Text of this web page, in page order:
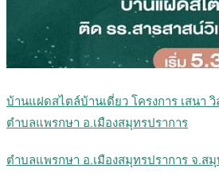
บ้านแฝดสไตล์บ้านเดี่ยว โครงการ เสนา
ตำบลแพรกษา อ.เมืองสมุทรปราการ
ตำบลแพรกษา อ.เมืองสมุทรปราการ จ.ส